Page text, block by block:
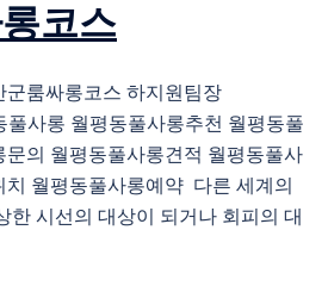
코스
군룸싸롱코스 하지원팀장
풀사롱 월평동풀사롱추천 월평동풀
의 월평동풀사롱견적 월평동풀사
월평동풀사롱예약 다른 세계의
한 시선의 대상이 되거나 회피의 대